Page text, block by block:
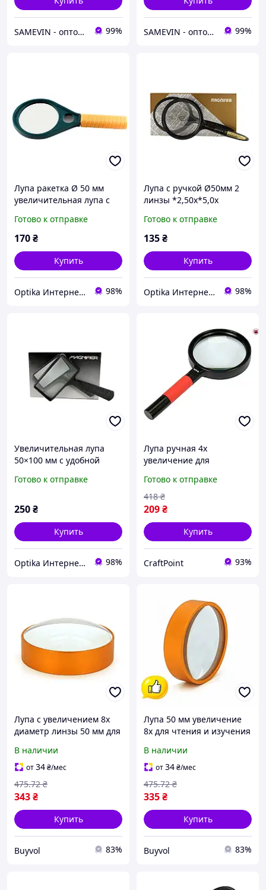
SAMEVIN - оптово-розничный интернет-магазин 99% SAMEVIN - оптово-розничный интернет-магазин 99%
Лупа ракетка Ø 50 мм
увеличительная лупа с
просмотра мелкого текста
Готово к отправке
170₴
Купить
Optika Интернет Магазин 98%
Лупа с ручкой Ø50мм 2
линзы *2,50х*5,0х
чтения
Готово к отправке
135₴
Купить
Optika Интернет Магазин 98%
Увеличительная лупа
50×100 мм с удобной
работы и комфортного
Готово к отправке
250₴
Купить
Optika Интернет Магазин 98%
Лупа ручная 4x
увеличение для
коллекционеров с линзой
75 мм в ABS-пластиковой
оправе
Готово к отправке
209₴
418 ₴
Купить
CraftPoint 93%
Лупа с увеличением 8x
диаметр линзы 50 мм для
деталей в науке и
искусстве BUV
В наличии
от34₴/мес
343₴
475.72 ₴
Купить
Buyvol 83%
Лупа 50 мм увеличение
8x для чтения и изучения
стекло 52x20 BUV
В наличии
от34₴/мес
335₴
475.72 ₴
Купить
Buyvol 83%